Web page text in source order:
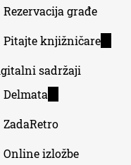
Rezervacija građe
Pitajte knjižničare(link
sadržaji
Delmata
external)
ZadaRetro
Online izložbe